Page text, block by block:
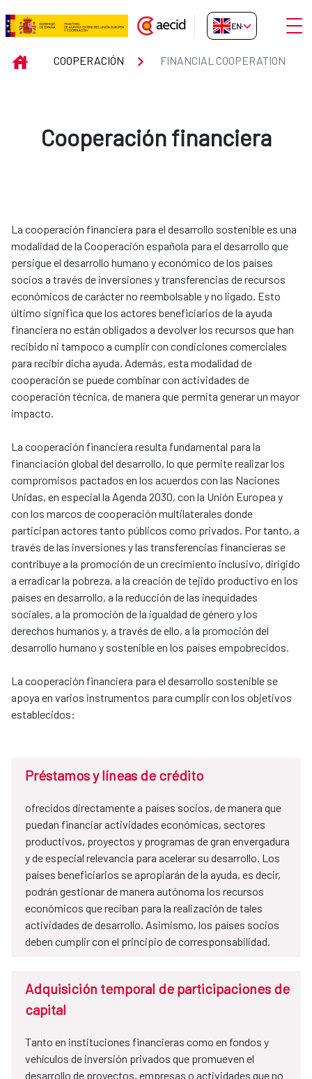
Skip to Main Content
FINANCIAL COOPERATION
EN-GB
INICIOCOOPERACIÓN FINANCIAL COOPERATION
Cooperación financiera
La cooperación financiera para el desarrollo sostenible es una
modalidad de la Cooperación española para el desarrollo que
persigue el desarrollo humano y económico de los países
socios a través de inversiones y transferencias de recursos
económicos de carácter no reembolsable y no ligado. Esto
último significa que los actores beneficiarios de la ayuda
financiera no están obligados a devolver los recursos que han
recibido ni tampoco a cumplir con condiciones comerciales
para recibir dicha ayuda. Además, esta modalidad de
cooperación se puede combinar con actividades de
cooperación técnica, de manera que permita generar un mayor
impacto.
La cooperación financiera resulta fundamental para la
financiación global del desarrollo, lo que permite realizar los
compromisos pactados en los acuerdos con las Naciones
Unidas, en especial la Agenda 2030, con la Unión Europea y
con los marcos de cooperación multilaterales donde
participan actores tanto públicos como privados. Por tanto, a
través de las inversiones y las transferencias financieras se
contribuye a la promoción de un crecimiento inclusivo, dirigido
a erradicar la pobreza, a la creación de tejido productivo en los
países en desarrollo, a la reducción de las inequidades
sociales, a la promoción de la igualdad de género y los
derechos humanos y, a través de ello, a la promoción del
desarrollo humano y sostenible en los países empobrecidos.
La cooperación financiera para el desarrollo sostenible se
apoya en varios instrumentos para cumplir con los objetivos
establecidos:
Préstamos y líneas de crédito
ofrecidos directamente a países socios, de manera que
puedan financiar actividades económicas, sectores
productivos, proyectos y programas de gran envergadura
y de especial relevancia para acelerar su desarrollo. Los
países beneficiarios se apropiarán de la ayuda, es decir,
podrán gestionar de manera autónoma los recursos
económicos que reciban para la realización de tales
actividades de desarrollo. Asimismo, los países socios
deben cumplir con el principio de corresponsabilidad.
Adquisición temporal de participaciones de
capital
Tanto en instituciones financieras como en fondos y
vehículos de inversión privados que promueven el
desarrollo de proyectos, empresas o actividades que no